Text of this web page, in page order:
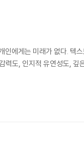
인에게는 미래가 없다.
력도, 인지적 유연성도,